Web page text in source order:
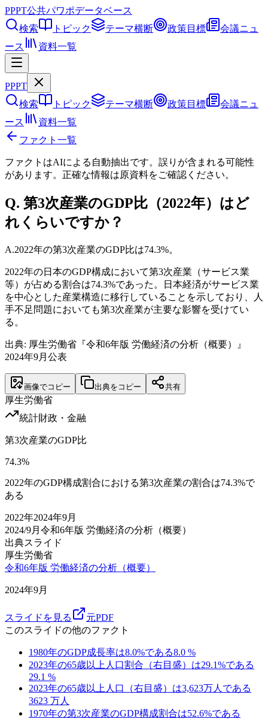
PPPT公共パワポデータベース
検索
トピック テーマ横断 政策目標
会議ニュ
ース
資料一覧
PPPT
検索
トピック テーマ横断 政策目標
会議ニュ
ース
資料一覧
ファクト一覧
ファクトはAIによる自動抽出です。誤りが含まれる可能性
があります。正確な情報は原資料をご確認ください。
Q. 第3次産業のGDP比（2022年）はど
れくらいですか？
A.2022年の第3次産業のGDP比は74.3%。
2022年の日本のGDP構成において第3次産業（サービス業
等）が占める割合は74.3%であった。日本経済がサービス業
を中心とした産業構造に移行していることを示しており、人
手不足問題においても第3次産業が主要な影響を受けてい
る。
出典: 厚生労働省『令和6年版 労働経済の分析（概要）』
2024年9月公表
画像でコピー 出典をコピー 共有
厚生労働省
統計財政・金融
第3次産業のGDP比
74.3%
2022年のGDP構成割合における第3次産業の割合は74.3%で
ある
2022年2024年9月
2024/9月 令和6年版 労働経済の分析（概要）
出典スライド
厚生労働省
令和6年版 労働経済の分析（概要）
2024年9月
スライドを見る
元PDF
このスライドの他のファクト
1980年のGDP成長率は8.0%である8.0 %
2023年の65歳以上人口割合（右目盛）は29.1%である
29.1 %
2023年の65歳以上人口（右目盛）は3,623万人である
3623 万人
1970年の第3次産業のGDP構成割合は52.6%である